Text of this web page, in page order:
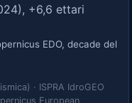
+6,6 ettari
EDO, decade del
· ISPRA IdroGEO
European